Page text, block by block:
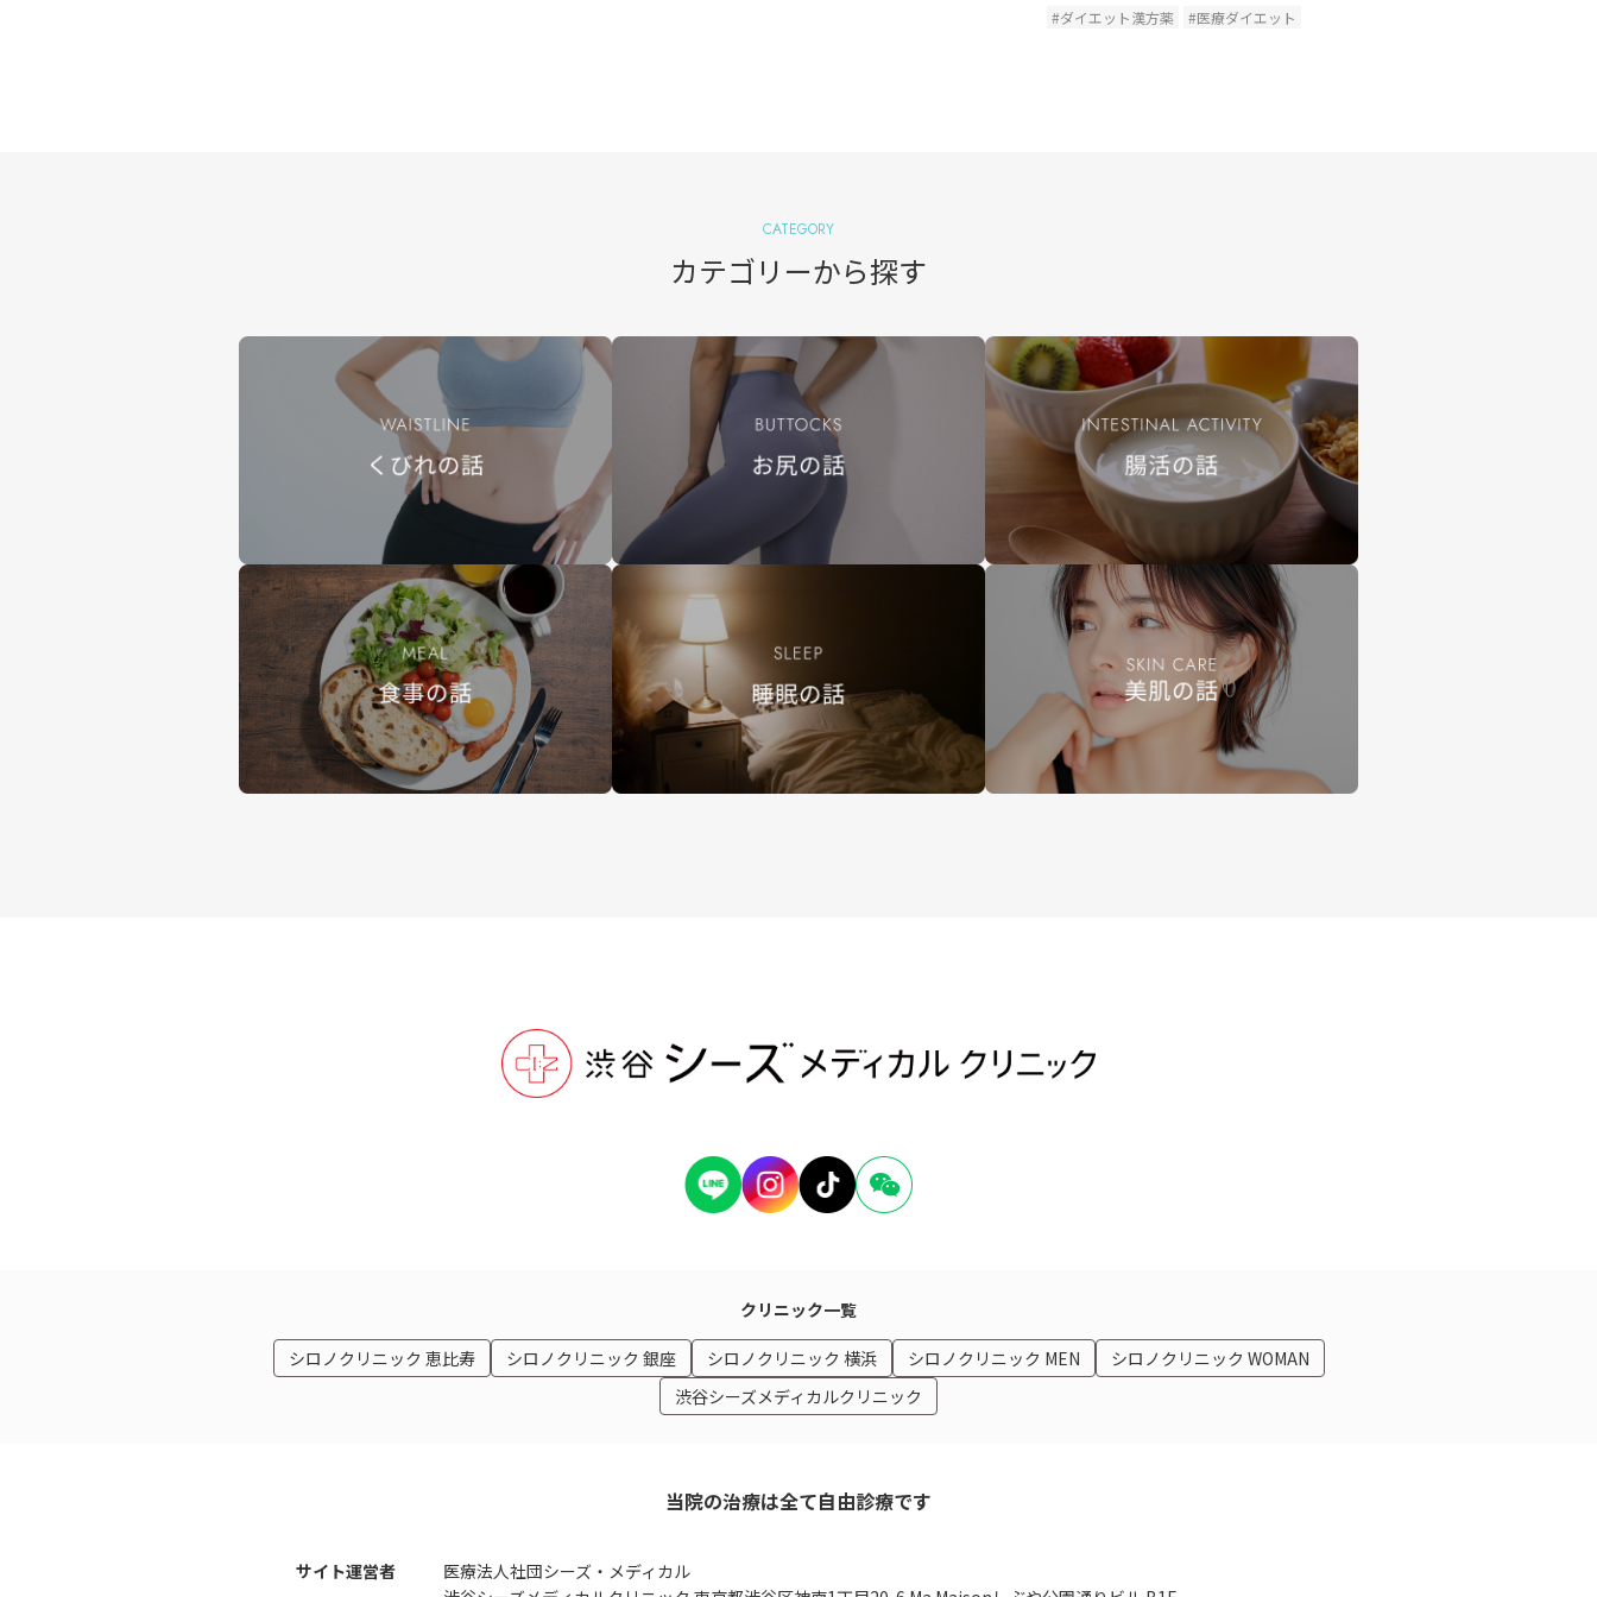
#ダイエット漢方薬
#医療ダイエット
CATEGORY
カテゴリーから探す
クリニック一覧
シロノクリニック 恵比寿 シロノクリニック 銀座 シロノクリニック 横浜 シロノクリニック MEN
シロノクリニック WOMAN
渋谷シーズメディカルクリニック
当院の治療は全て自由診療です
サイト運営者
医療法人社団シーズ・メディカル